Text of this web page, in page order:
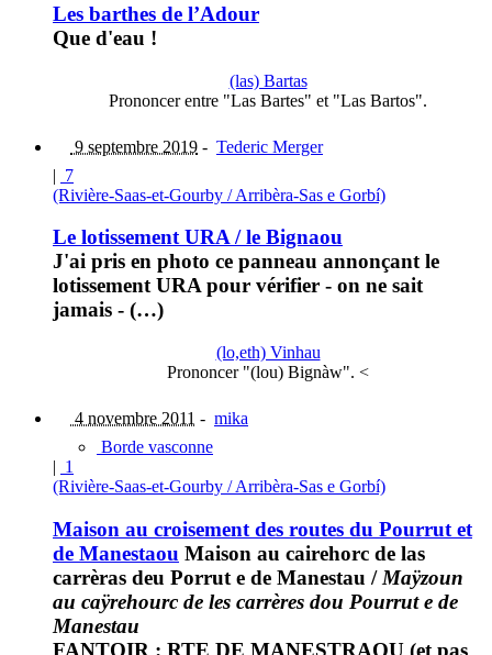
Les barthes de l’Adour
Que d'eau !
(las) Bartas
Prononcer entre "Las Bartes" et "Las Bartos".
9 septembre 2019 - Tederic Merger
| 7
(Rivière-Saas-et-Gourby / Arribèra-Sas e Gorbí)
Le lotissement URA / le Bignaou
J'ai pris en photo ce panneau annonçant le
lotissement URA pour vérifier - on ne sait
jamais - (…)
(lo,eth) Vinhau
Prononcer "(lou) Bignàw". <
4 novembre 2011 - mika
Borde vasconne
| 1
(Rivière-Saas-et-Gourby / Arribèra-Sas e Gorbí)
Maison au croisement des routes du Pourrut et
de Manestaou Maison au cairehorc de las
carrèras deu Porrut e de Manestau / Maÿzoun
au caÿrehourc de les carrères dou Pourrut e de
Manestau
FANTOIR : RTE DE MANESTRAOU (et pas